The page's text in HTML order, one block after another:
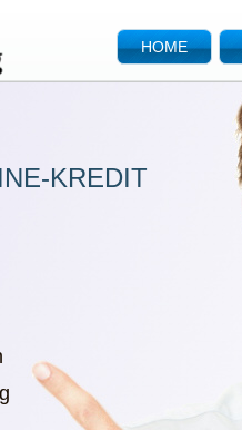
HOME
KREDIT